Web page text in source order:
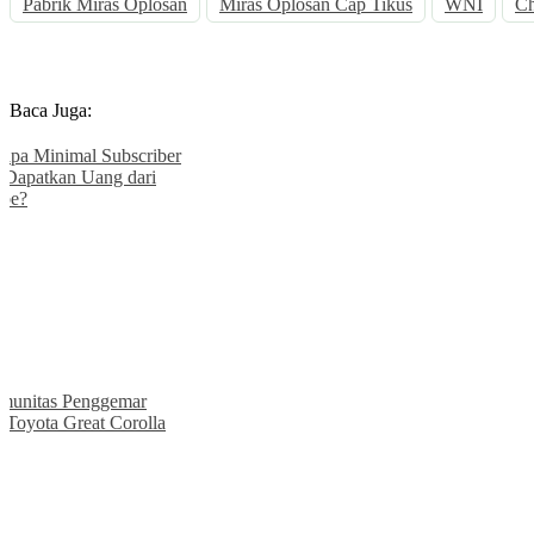
Baca Juga:
Berapa Minimal Subscriber untuk
Dapatkan Uang dari Youtube?